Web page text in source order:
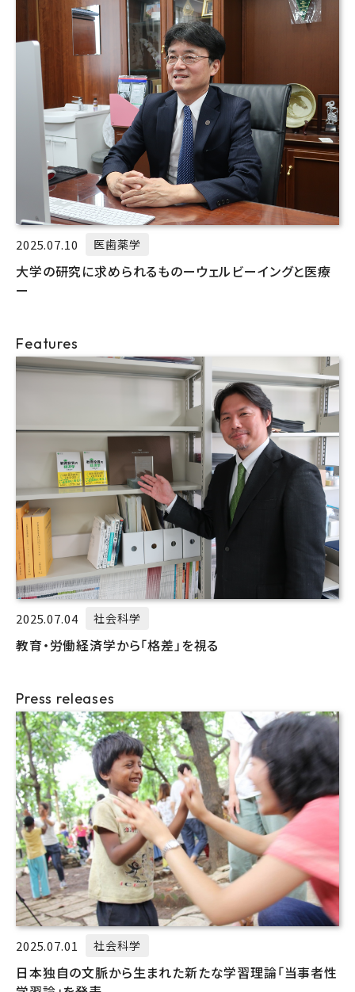
2025.07.10 医歯薬学
大学の研究に求められるものーウェルビーイングと医療
ー
Features
2025.07.04 社会科学
教育・労働経済学から「格差」を視る
Press releases
2025.07.01 社会科学
日本独自の文脈から生まれた新たな学習理論「当事者性